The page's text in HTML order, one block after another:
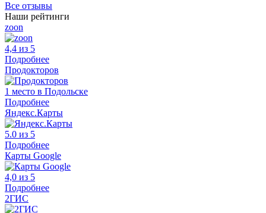
Все отзывы
Наши рейтинги
zoon
4,4 из 5
Подробнее
Продокторов
1 место в Подольске
Подробнее
Яндекс.Карты
5.0 из 5
Подробнее
Карты Google
4,0 из 5
Подробнее
2ГИС